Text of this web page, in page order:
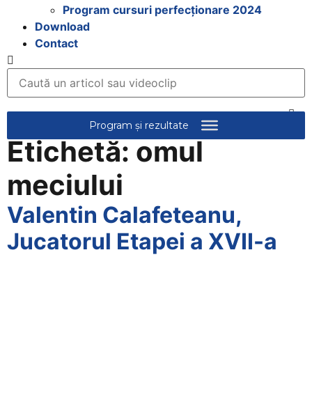
Program cursuri perfecționare 2024
Download
Contact
Etichetă: omul
meciului
Valentin Calafeteanu,
Jucatorul Etapei a XVII-a